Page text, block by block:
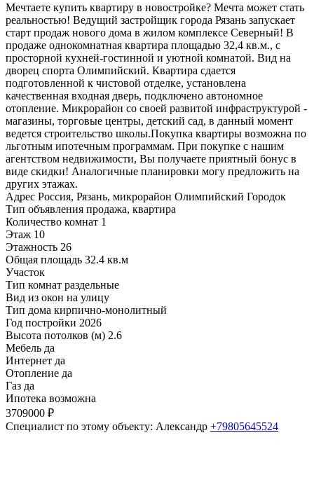
Мечтаете купить квартиру в новостройке? Мечта может стать
реальностью! Ведущий застройщик города Рязань запускает
старт продаж нового дома в жилом комплексе Северный! В
продаже однокомнатная квартира площадью 32,4 кв.м., с
просторной кухней-гостинной и уютной комнатой. Вид на
дворец спорта Олимпийский. Квартира сдается
подготовленной к чистовой отделке, установлена
качественная входная дверь, подключено автономное
отопление. Микрорайон со своей развитой инфраструктурой -
магазины, торговые центры, детский сад, в данный момент
ведется строительство школы.Покупка квартиры возможна по
льготным ипотечным программам. При покупке с нашим
агентством недвижимости, Вы получаете приятный бонус в
виде скидки! Аналогичные планировки могу предложить на
других этажах.
Адрес Россия, Рязань, микрорайон Олимпийский Городок
Тип объявления продажа, квартира
Количество комнат 1
Этаж 10
Этажность 26
Общая площадь 32.4 кв.м
Участок
Тип комнат раздельные
Вид из окон на улицу
Тип дома кирпично-монолитный
Год постройки 2026
Высота потолков (м) 2.6
Мебель да
Интернет да
Отопление да
Газ да
Ипотека возможна
3709000 ₽
Специалист по этому объекту: Александр +79805645524